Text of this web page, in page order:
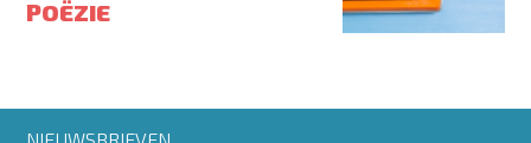
POËZIE